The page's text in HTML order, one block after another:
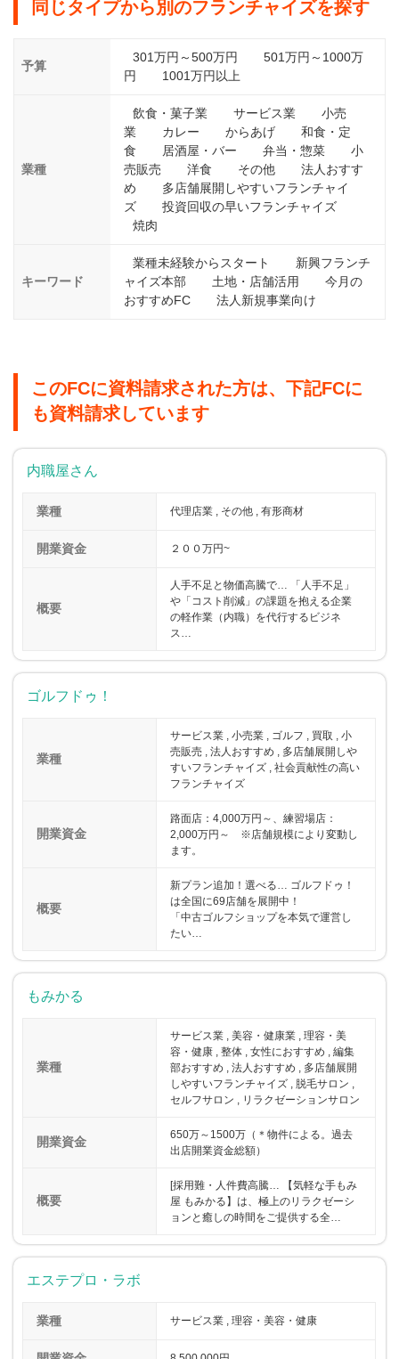
同じタイプから別のフランチャイズを探す
予算
301万円～500万円
501万円～1000万
円
1001万円以上
業種
飲食・菓子業 サービス業
小売
業
カレー からあげ
和食・定
食
居酒屋・バー 弁当・惣菜
小
売販売
洋食 その他
法人おすす
め
多店舗展開しやすいフランチャイ
ズ
投資回収の早いフランチャイズ
焼肉
キーワード
業種未経験からスタート
新興フランチ
ャイズ本部
土地・店舗活用
今月の
おすすめFC
法人新規事業向け
このFCに資料請求された方は、下記FCに
も資料請求しています
内職屋さん
業種 代理店業 , その他 , 有形商材
開業資金 ２００万円~
概要
人手不足と物価高騰で… 「人手不足」
や「コスト削減」の課題を抱える企業
の軽作業（内職）を代行するビジネ
ス…
ゴルフドゥ！
業種
サービス業 , 小売業 , ゴルフ , 買取 , 小
売販売 , 法人おすすめ , 多店舗展開しや
すいフランチャイズ , 社会貢献性の高い
フランチャイズ
開業資金
路面店：4,000万円～、練習場店：
2,000万円～ ※店舗規模により変動し
ます。
概要
新プラン追加！選べる… ゴルフドゥ！
は全国に69店舗を展開中！
「中古ゴルフショップを本気で運営し
たい…
もみかる
業種
サービス業 , 美容・健康業 , 理容・美
容・健康 , 整体 , 女性におすすめ , 編集
部おすすめ , 法人おすすめ , 多店舗展開
しやすいフランチャイズ , 脱毛サロン ,
セルフサロン , リラクゼーションサロン
開業資金
650万～1500万（＊物件による。過去
出店開業資金総額）
概要
[採用難・人件費高騰… 【気軽な手もみ
屋 もみかる】は、極上のリラクゼーシ
ョンと癒しの時間をご提供する全…
エステプロ・ラボ
業種 サービス業 , 理容・美容・健康